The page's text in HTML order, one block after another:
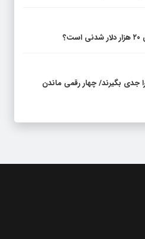
جدی بگیرند/ چهار رقمی ماندن